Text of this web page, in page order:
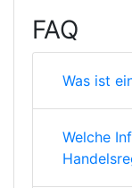
FAQ
Was ist
Welche